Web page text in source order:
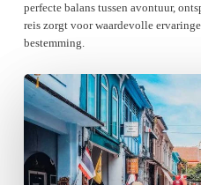
perfecte balans tussen avontuur,
reis zorgt voor waardevolle
bestemming.